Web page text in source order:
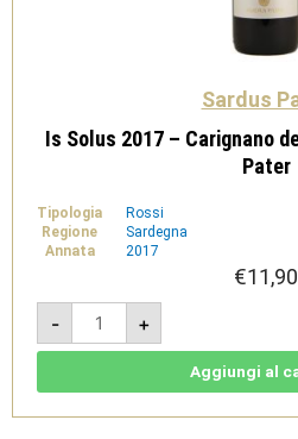
Sardus
Is Solus 2017 – Carignano
Pater
Tipologia
Rossi
Regione
Sardegna
Annata
2017
€11,90
-
Is
Solus
2017
-
Doc
+
Aggiungi al